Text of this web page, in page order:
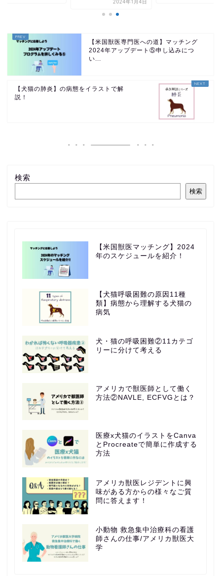
2024年1月4日
【米国獣医専門医への道】マッチング
2024年アップデート⑤申し込みにつ
い...
【犬猫の肺炎】の病態をイラストで解
説！
検索
検索
【米国獣医マッチング】2024
年のスケジュールを紹介！
【犬猫呼吸困難の原因11種
類】病態から理解する犬猫の
病気
犬・猫の呼吸困難②11カテゴ
リーに分けて考える
アメリカで獣医師として働く
方法②NAVLE, ECFVGとは？
医療x犬猫のイラストをCanva
とProcreateで簡単に作成する
方法
アメリカ獣医レジデントに興
味がある方からの様々なご質
問に答えます！
小動物 救急集中治療科の看護
師さんの仕事/アメリカ獣医大
学